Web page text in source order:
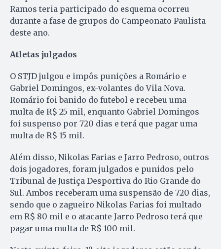
Ramos teria participado do esquema ocorreu
durante a fase de grupos do Campeonato Paulista
deste ano.
Atletas julgados
O STJD julgou e impôs punições a Romário e
Gabriel Domingos, ex-volantes do Vila Nova.
Romário foi banido do futebol e recebeu uma
multa de R$ 25 mil, enquanto Gabriel Domingos
foi suspenso por 720 dias e terá que pagar uma
multa de R$ 15 mil.
Além disso, Nikolas Farias e Jarro Pedroso, outros
dois jogadores, foram julgados e punidos pelo
Tribunal de Justiça Desportiva do Rio Grande do
Sul. Ambos receberam uma suspensão de 720 dias,
sendo que o zagueiro Nikolas Farias foi multado
em R$ 80 mil e o atacante Jarro Pedroso terá que
pagar uma multa de R$ 100 mil.